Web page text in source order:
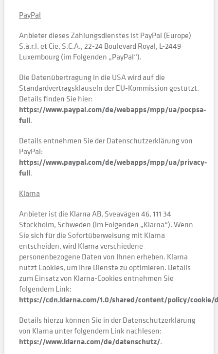
PayPal
Anbieter dieses Zahlungsdienstes ist PayPal (Europe)
S.à.r.l. et Cie, S.C.A., 22-24 Boulevard Royal, L-2449
Luxembourg (im Folgenden „PayPal“).
Die Datenübertragung in die USA wird auf die
Standardvertragsklauseln der EU-Kommission gestützt.
Details finden Sie hier:
https://www.paypal.com/de/webapps/mpp/ua/pocpsa-
full.
Details entnehmen Sie der Datenschutzerklärung von
PayPal:
https://www.paypal.com/de/webapps/mpp/ua/privacy-
full.
Klarna
Anbieter ist die Klarna AB, Sveavägen 46, 111 34
Stockholm, Schweden (im Folgenden „Klarna“). Wenn
Sie sich für die Sofortüberweisung mit Klarna
entscheiden, wird Klarna verschiedene
personenbezogene Daten von Ihnen erheben. Klarna
nutzt Cookies, um Ihre Dienste zu optimieren. Details
zum Einsatz von Klarna-Cookies entnehmen Sie
folgendem Link:
https://cdn.klarna.com/1.0/shared/content/policy/cookie/
Details hierzu können Sie in der Datenschutzerklärung
von Klarna unter folgendem Link nachlesen:
https://www.klarna.com/de/datenschutz/.